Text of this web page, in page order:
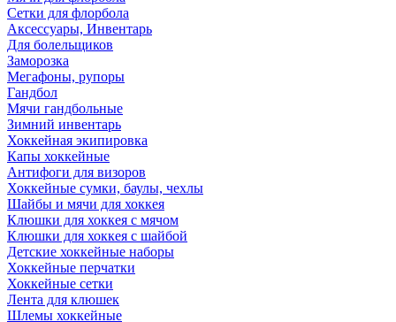
Сетки для флорбола
Аксессуары, Инвентарь
Для болельщиков
Заморозка
Мегафоны, рупоры
Гандбол
Мячи гандбольные
Зимний инвентарь
Хоккейная экипировка
Капы хоккейные
Антифоги для визоров
Хоккейные сумки, баулы, чехлы
Шайбы и мячи для хоккея
Клюшки для хоккея с мячом
Клюшки для хоккея с шайбой
Детские хоккейные наборы
Хоккейные перчатки
Хоккейные сетки
Лента для клюшек
Шлемы хоккейные